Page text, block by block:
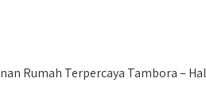
Rumah Terpercaya Tambora –